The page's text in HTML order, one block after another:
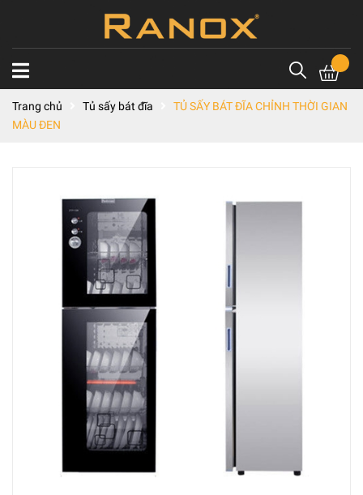
Trang chủ Tủ sấy bát đĩa
TỦ SẤY BÁT ĐĨA CHỈNH THỜI GIAN
MÀU ĐEN